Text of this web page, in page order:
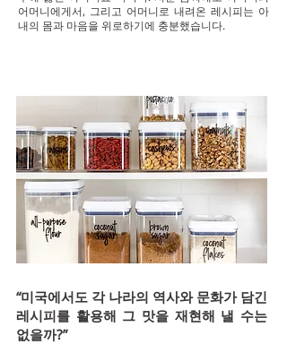
어머니에게서, 그리고 어머니로 내려온 레시피는 아
내의 몸과 마음을 위로하기에 충분했습니다.
“미국에서도 각 나라의 역사와 문화가 담긴
레시피를 활용해 그 맛을 재현해 낼 수는
없을까?”